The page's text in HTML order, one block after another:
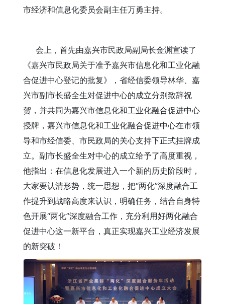
市经济和信息化委员会副主任万勇主持。
会上，首先由嘉兴市民政局副局长金渊宣读了
《嘉兴市民政局关于准予嘉兴市信息化和工业化融
合促进中心登记的批复》，省经信委领导林华、嘉
兴市副市长盛全生对促进中心的成立分别致辞祝
贺，并共同为嘉兴市信息化和工业化融合促进中心
授牌，嘉兴市信息化和工业化融合促进中心在市领
导和市经信委、市民政局的关心支持下正式挂牌成
立。副市长盛全生对中心的成立给予了高度重视，
他指出：在信息化发展进入一个新的历史阶段时，
大家要认清形势，统一思想，把“两化”深度融合工
作提升到战略高度来认识，明确任务，结合自身特
色开展“两化”深度融合工作，充分利用好两化融合
促进中心这一新平台，真正实现嘉兴工业经济发展
的新突破！